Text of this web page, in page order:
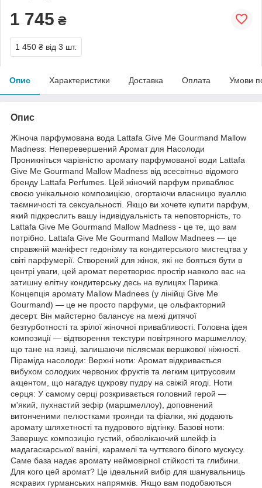
1 745 ₴
1 450 ₴ від 3 шт.
Опис Характеристики Доставка Оплата Умови
Опис
Жіноча парфумована вода Lattafa Give Me Gourmand Mallow
Madness: Неперевершений Аромат для Насолоди
Проникніться чарівністю аромату парфумованої води Lattafa
Give Me Gourmand Mallow Madness від всесвітньо відомого
бренду Lattafa Perfumes. Цей жіночий парфум приваблює
своєю унікальною композицією, огортаючи власницю вуаллю
таємничості та сексуальності. Якщо ви хочете купити парфум,
який підкреслить вашу індивідуальність та неповторність, то
Lattafa Give Me Gourmand Mallow Madness - це те, що вам
потрібно. Lattafa Give Me Gourmand Mallow Madnees — це
справжній маніфест гедонізму та кондитерського мистецтва у
світі парфумерії. Створений для жінок, які не бояться бути в
центрі уваги, цей аромат перетворює простір навколо вас на
затишну елітну кондитерську десь на вулицях Парижа.
Концепція аромату Mallow Madnees (у лінійці Give Me
Gourmand) — це не просто парфуми, це ольфакторний
десерт. Він майстерно балансує на межі дитячої
безтурботності та зрілої жіночної привабливості. Головна ідея
композиції — відтворення текстури повітряного маршмеллоу,
що тане на язиці, залишаючи післясмак вершкової ніжності.
Піраміда насолоди: Верхні ноти: Аромат відкривається
вибухом солодких червоних фруктів та легким цитрусовим
акцентом, що нагадує цукрову пудру на свіжій ягоді. Ноти
серця: У самому серці розкривається головний герой —
м'який, пухнастий зефір (маршмеллоу), доповнений
витонченими пелюстками троянди та фіалки, які додають
аромату шляхетності та пудрового відтінку. Базові ноти:
Завершує композицію густий, обволікаючий шлейф із
мадагаскарської ванілі, карамелі та чуттєвого білого мускусу.
Саме база надає аромату неймовірної стійкості та глибини.
Для кого цей аромат? Це ідеальний вибір для шанувальниць
яскравих гурманських напрямків. Якщо вам подобаються